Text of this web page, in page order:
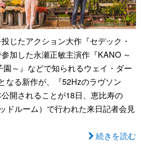
じたアクション大作『セデック・
加した永瀬正敏主演作『KANO ～
～』などで知られるウェイ・ダー
なる新作が、『52Hzのラヴソン
開されることが18日、恵比寿の
ドルーム）で行われた来日記者会見
続きを読む